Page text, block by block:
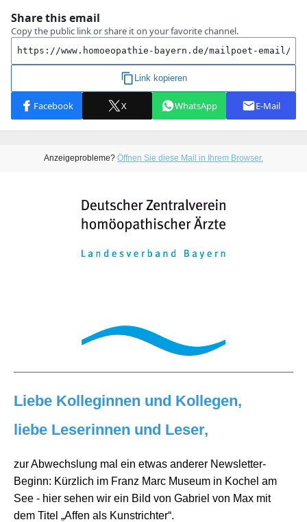
Anzeigeprobleme? Öffnen Sie diese Mail in Ihrem Browser.
Liebe Kolleginnen und Kollegen,
liebe Leserinnen und Leser,
zur Abwechslung mal ein etwas anderer Newsletter-
Beginn: Kürzlich im Franz Marc Museum in Kochel am
See - hier sehen wir ein Bild von Gabriel von Max mit
dem Titel „Affen als Kunstrichter“.